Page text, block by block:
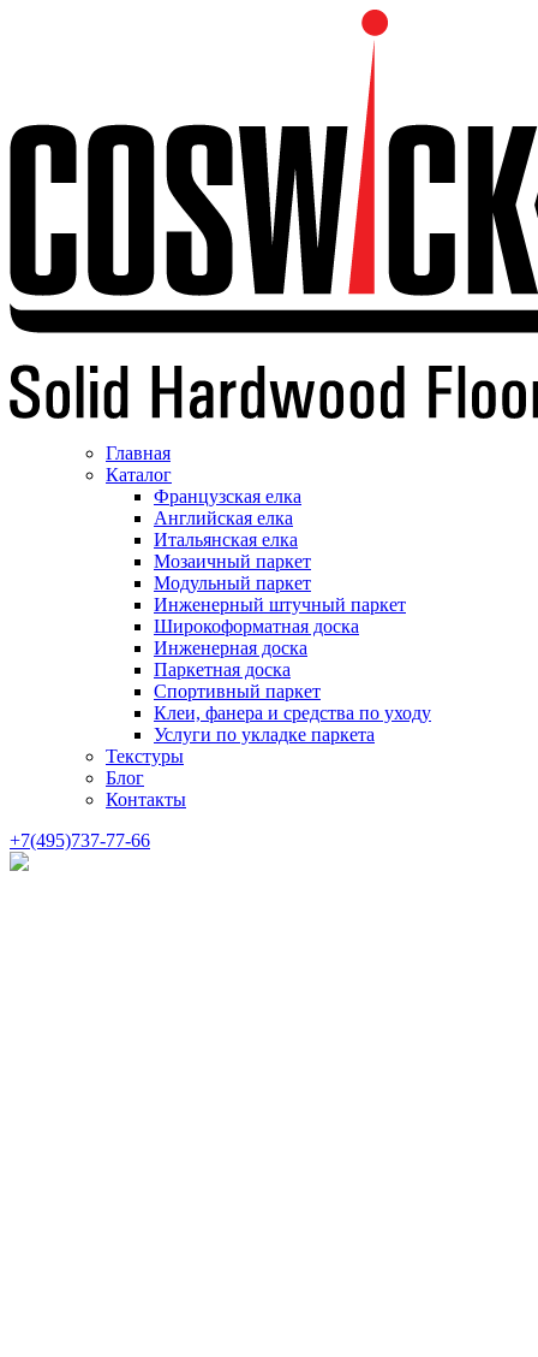
Главная
Каталог
Французская елка
Английская елка
Итальянская елка
Мозаичный паркет
Модульный паркет
Инженерный штучный паркет
Широкоформатная доска
Инженерная доска
Паркетная доска
Спортивный паркет
Клеи, фанера и средства по уходу
Услуги по укладке паркета
Текстуры
Блог
Контакты
+7(495)737-77-66